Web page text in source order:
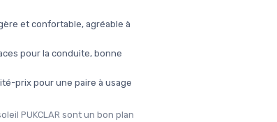
et confortable, agréable à
pour la conduite, bonne
prix pour une paire à usage
PUKCLAR sont un bon plan